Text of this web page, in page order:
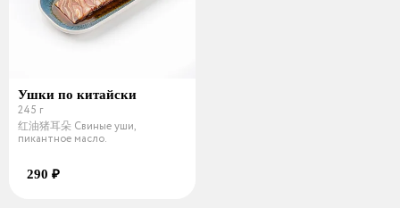
Ушки по китайски
245 г
红油猪耳朵 Свиные уши,
пикантное масло.
290 ₽